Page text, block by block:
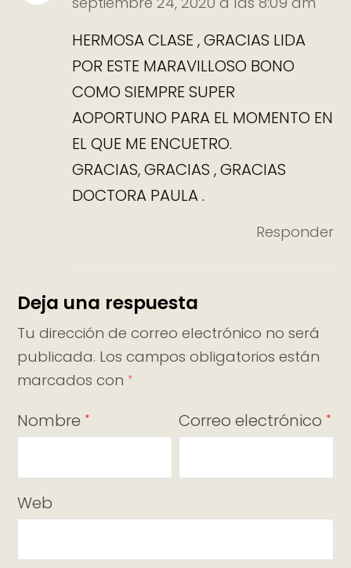
HERMOSA CLASE , GRACIAS LIDA
POR ESTE MARAVILLOSO BONO
COMO SIEMPRE SUPER
AOPORTUNO PARA EL MOMENTO EN
EL QUE ME ENCUETRO.
GRACIAS, GRACIAS , GRACIAS
DOCTORA PAULA .
Responder
Deja una respuesta
Tu dirección de correo electrónico no será
publicada. Los campos obligatorios están
marcados con *
Nombre * Correo electrónico *
Web